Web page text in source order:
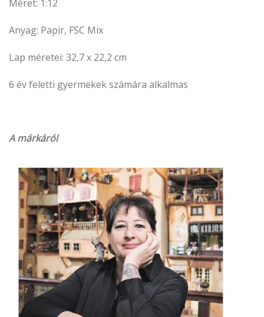
Méret: 1:12
Anyag: Papír, FSC Mix
Lap méretei: 32,7 x 22,2 cm
6 év feletti gyermekek számára alkalmas
A márkáról